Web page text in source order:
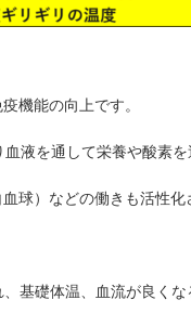
機能の向上です。
液を通して栄養や酸素
球）などの働きも活性
基礎体温、血流が良くな